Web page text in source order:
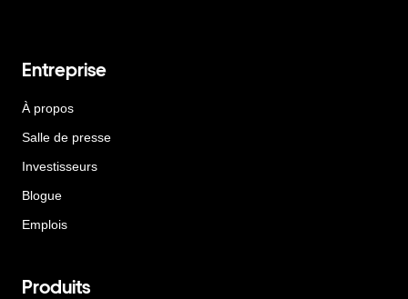
Entreprise
À propos
Salle de presse
Investisseurs
Blogue
Emplois
Produits